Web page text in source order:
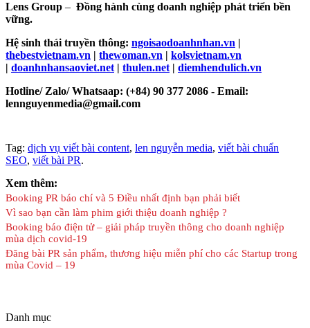
Lens Group – Đồng hành cùng doanh nghiệp phát triển bền
vững.
Hệ sinh thái truyền thông: ngoisaodoanhnhan.vn |
thebestvietnam.vn | thewoman.vn | kolsvietnam.vn
| doanhnhansaoviet.net | thulen.net | diemhendulich.vn
Hotline/ Zalo/ Whatsaap: (+84) 90 377 2086 - Email:
lennguyenmedia@gmail.com
Tag: dịch vụ viết bài content, len nguyễn media, viết bài chuẩn
SEO, viết bài PR.
Xem thêm:
Booking PR báo chí và 5 Điều nhất định bạn phải biết
Vì sao bạn cần làm phim giới thiệu doanh nghiệp ?
Booking báo điện tử – giải pháp truyền thông cho doanh nghiệp
mùa dịch covid-19
Đăng bài PR sản phẩm, thương hiệu miễn phí cho các Startup trong
mùa Covid – 19
Danh mục